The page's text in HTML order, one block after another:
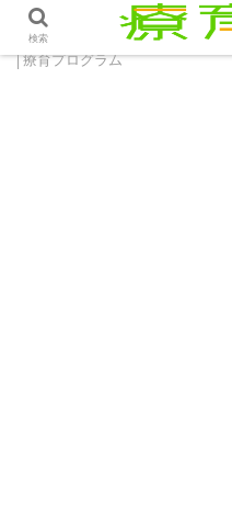
ホーム 療育プログラム
│療育プログラム
検索